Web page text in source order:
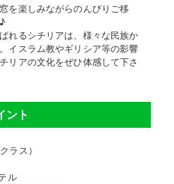
を楽しみながらのんびりご移
れるシチリアは、様々な民族か
イスラム教やギリシア等の影響
リアの文化をぜひ体感して下さ
ント
ラス）
ル